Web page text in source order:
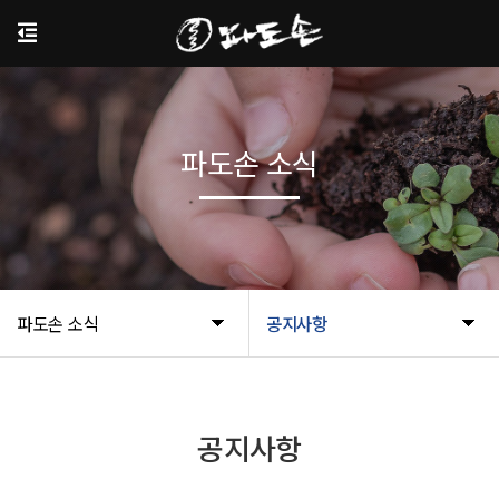
파도손 소식 공지사항
파도손 소식
공지사항